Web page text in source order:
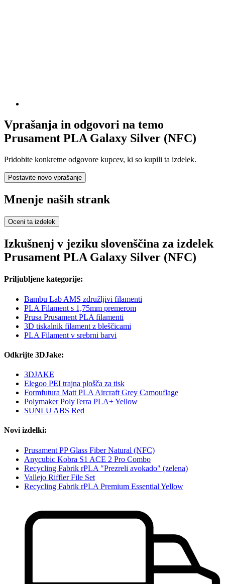
Vprašanja in odgovori na temo
Prusament PLA Galaxy Silver (NFC)
Pridobite konkretne odgovore kupcev, ki so kupili ta izdelek.
Postavite novo vprašanje
Mnenje naših strank
Oceni ta izdelek
Izkušnenj v jeziku slovenščina za izdelek
Prusament PLA Galaxy Silver (NFC)
Priljubljene kategorije:
Bambu Lab AMS združljivi filamenti
PLA Filament s 1,75mm premerom
Prusa Prusament PLA filamenti
3D tiskalnik filament z bleščicami
PLA Filament v srebrni barvi
Odkrijte 3DJake:
3DJAKE
Elegoo PEI trajna plošča za tisk
Formfutura Matt PLA Aircraft Grey Camouflage
Polymaker PolyTerra PLA+ Yellow
SUNLU ABS Red
Novi izdelki:
Prusament PP Glass Fiber Natural (NFC)
Anycubic Kobra S1 ACE 2 Pro Combo
Recycling Fabrik rPLA "Prezreli avokado" (zelena)
Vallejo Riffler File Set
Recycling Fabrik rPLA Premium Essential Yellow